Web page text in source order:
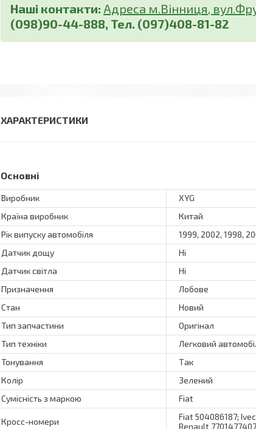
Наші контакти: Адреса м.Вінниця,
(098)90-44-888, Тел. (097)408-81-82
ХАРАКТЕРИСТИКИ
Основні
Виробник
XYG
Країна виробник
Китай
Рік випуску автомобіля
1999, 2002, 1998,
Датчик дощу
Ні
Датчик світла
Ні
Призначення
Лобове
Стан
Новий
Тип запчастини
Оригінал
Тип техніки
Легковий
Тонування
Так
Колір
Зелений
Сумісність з маркою
Fiat
Кросс-номери
Fiat 504086187;
Renault 7701477407